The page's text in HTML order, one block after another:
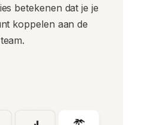
betekenen dat je je
koppelen aan de